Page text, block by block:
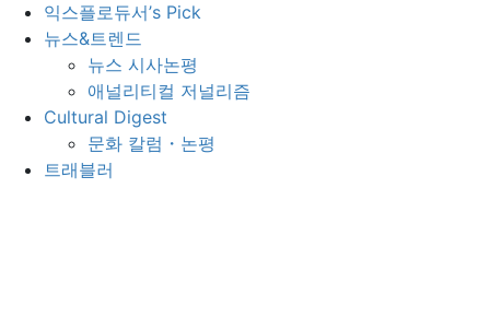
익스플로듀서’s Pick
뉴스&트렌드
뉴스 시사논평
애널리티컬 저널리즘
Cultural Digest
문화 칼럼・논평
트래블러